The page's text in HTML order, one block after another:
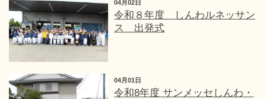
04月02日
令和８年度 しんわルネッサン
ス 出発式
04月01日
令和8年度 サンメッセしんわ・